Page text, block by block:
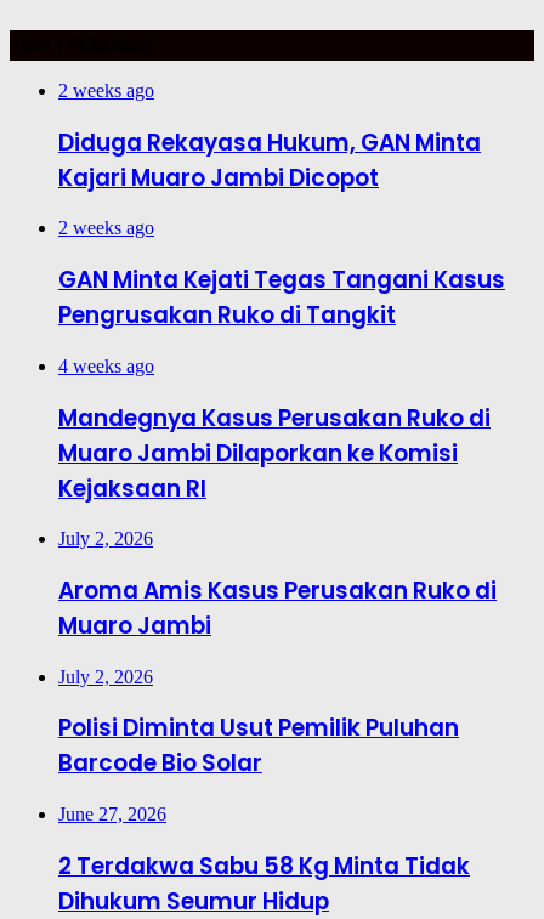
2 weeks ago
Diduga Rekayasa Hukum, GAN Minta
Kajari Muaro Jambi Dicopot
2 weeks ago
GAN Minta Kejati Tegas Tangani Kasus
Pengrusakan Ruko di Tangkit
4 weeks ago
Mandegnya Kasus Perusakan Ruko di
Muaro Jambi Dilaporkan ke Komisi
Kejaksaan RI
July 2, 2026
Aroma Amis Kasus Perusakan Ruko di
Muaro Jambi
July 2, 2026
Polisi Diminta Usut Pemilik Puluhan
Barcode Bio Solar
June 27, 2026
2 Terdakwa Sabu 58 Kg Minta Tidak
Dihukum Seumur Hidup